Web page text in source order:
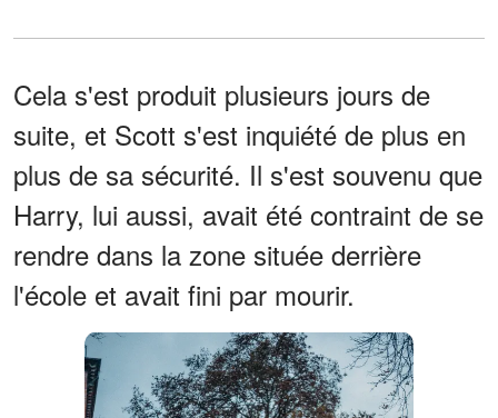
Cela s'est produit plusieurs jours de
suite, et Scott s'est inquiété de plus en
plus de sa sécurité. Il s'est souvenu que
Harry, lui aussi, avait été contraint de se
rendre dans la zone située derrière
l'école et avait fini par mourir.